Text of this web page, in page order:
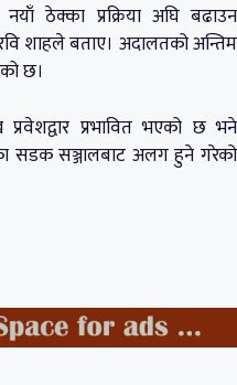
ठेक्का प्रक्रिया अघि बढाउन
शाहले बताए। अदालतको अन्तिम
छ।
प्रवेशद्वार प्रभावित भएको छ भने
सडक सञ्जालबाट अलग हुने गरेको